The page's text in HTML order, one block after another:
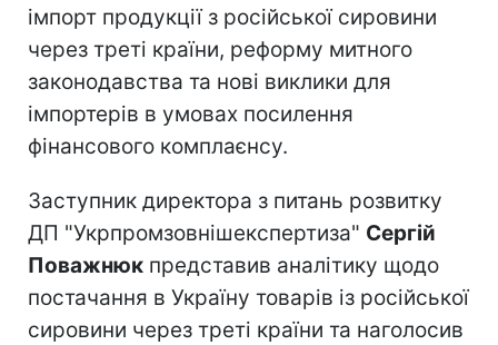
імпорт продукції з російської сировини
через треті країни, реформу митного
законодавства та нові виклики для
імпортерів в умовах посилення
фінансового комплаєнсу.
Заступник директора з питань розвитку
ДП "Укрпромзовнішекспертиза" Сергій
Поважнюк представив аналітику щодо
постачання в Україну товарів із російської
сировини через треті країни та наголосив